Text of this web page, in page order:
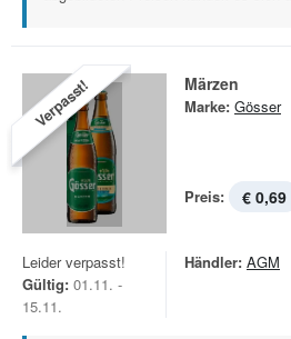
Verpasst! Märzen
Marke: Gösser
Preis: € 0,69
Leider verpasst!
Gültig: 01.11. -
15.11.
Händler: AGM